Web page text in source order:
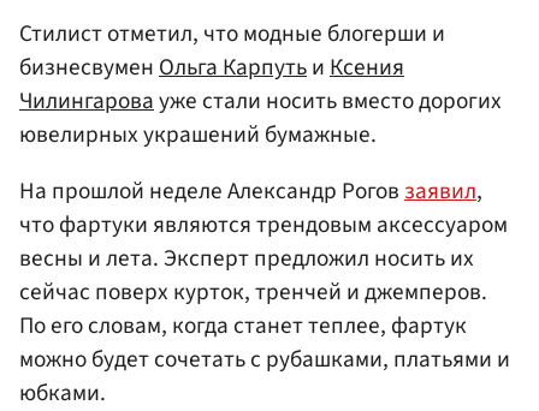
Стилист отметил, что модные блогерши и
бизнесвумен Ольга Карпутьи Ксения
Чилингаровауже стали носить вместо дорогих
ювелирных украшений бумажные.
На прошлой неделе Александр Роговзаявил,
что фартуки являются трендовым аксессуаром
весны и лета. Эксперт предложил носить их
сейчас поверх курток, тренчей и джемперов.
По его словам, когда станет теплее, фартук
можно будет сочетать с рубашками, платьями и
юбками.